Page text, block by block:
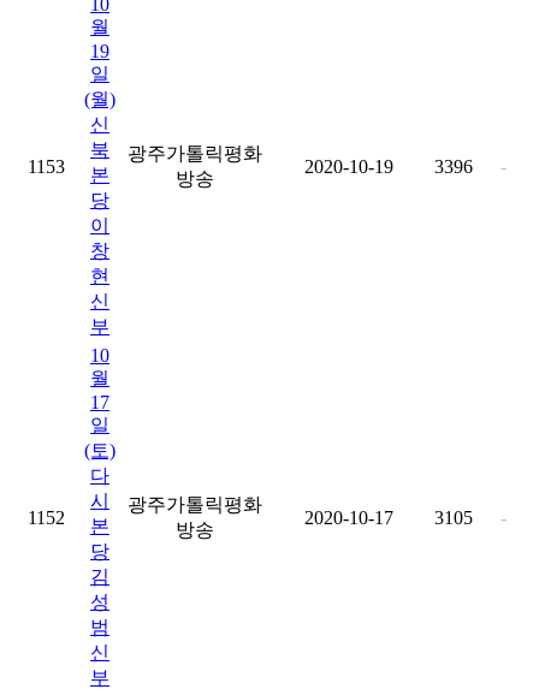
1153
10
월
19
일
(월)
신
북
본
당
이
창
현
신
부
광주가톨릭평화
방송
2020-10-19 3396 -
1152
10
월
17
일
(토)
다
시
본
당
김
성
범
신
부
광주가톨릭평화
방송
2020-10-17 3105 -